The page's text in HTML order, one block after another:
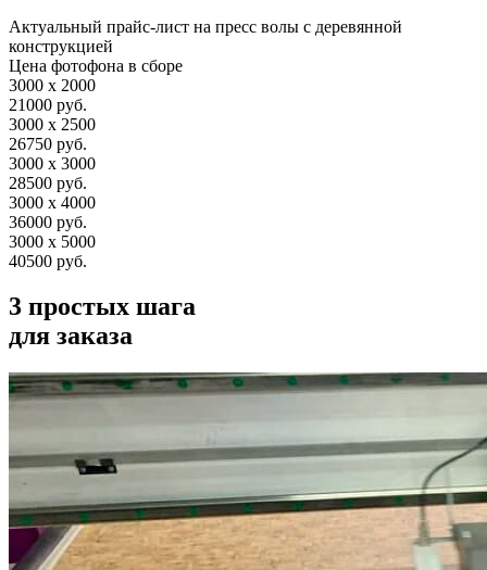
Актуальный прайс-лист на пресс волы с деревянной
конструкцией
Цена фотофона в сборе
3000 х 2000
21000 руб.
3000 х 2500
26750 руб.
3000 х 3000
28500 руб.
3000 х 4000
36000 руб.
3000 х 5000
40500 руб.
3 простых шага
для заказа